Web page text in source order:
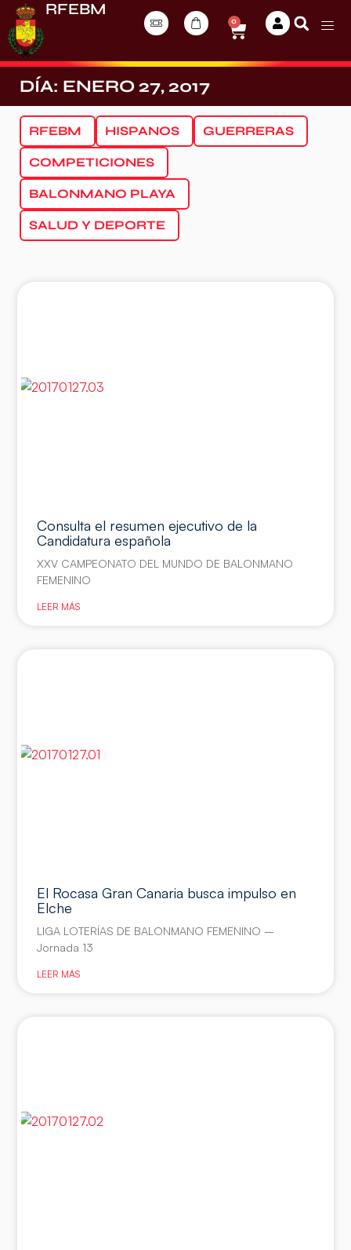
RFEBM
0
DÍA: ENERO 27, 2017
RFEBM HISPANOS GUERRERAS
COMPETICIONES
BALONMANO PLAYA
SALUD Y DEPORTE
Consulta el resumen ejecutivo de la
Candidatura española
XXV CAMPEONATO DEL MUNDO DE BALONMANO
FEMENINO
LEER MÁS
El Rocasa Gran Canaria busca impulso en
Elche
LIGA LOTERÍAS DE BALONMANO FEMENINO –
Jornada 13
LEER MÁS